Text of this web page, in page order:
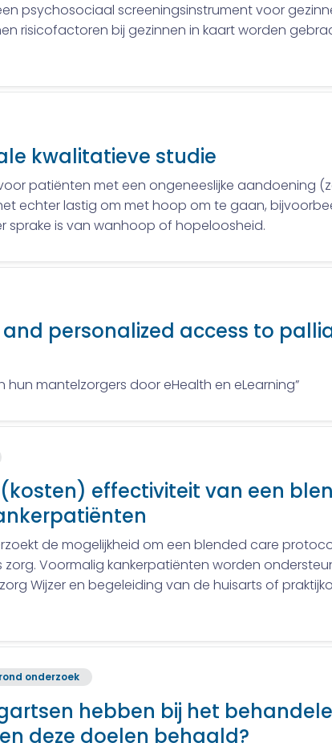
psychosociaal screeningsinstrument voor
risicofactoren bij gezinnen in kaart worden
kwalitatieve studie
patiënten met een ongeneeslijke aandoening
echter lastig om met hoop om te gaan,
sprake is van wanhoop of hopeloosheid.
personalized access to
mantelzorgers door eHealth en eLearning”
effectiviteit van een
de mogelijkheid om een blended care
Voormalig kankerpatiënten worden
Wijzer en begeleiding van de huisarts of
onderzoek
hebben bij het
deze doelen behaald?